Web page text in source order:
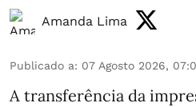
Amanda Lima
Publicado a: 07 Agosto 2026,
A transferência da